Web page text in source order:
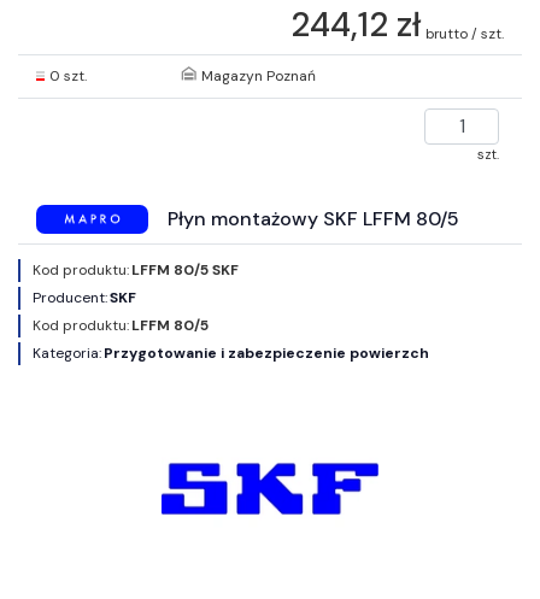
244,12 zł brutto / szt.
0 szt. Magazyn Poznań
szt.
Płyn montażowy SKF LFFM 80/5
Kod produktu:LFFM 80/5 SKF
Producent:SKF
Kod produktu:LFFM 80/5
Kategoria:Przygotowanie i zabezpieczenie powierzch